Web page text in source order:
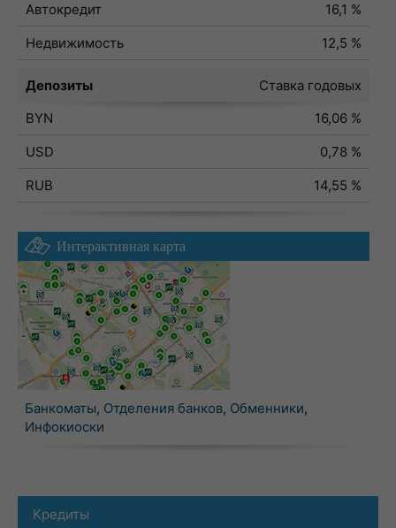
Автокредит
16,1 %
Недвижимость
12,5 %
Депозиты
Ставка годовых
BYN
16,06 %
USD
0,78 %
RUB
14,55 %
Интерактивная карта
Банкоматы, Отделения банков, Обменники,
Инфокиоски
Кредиты